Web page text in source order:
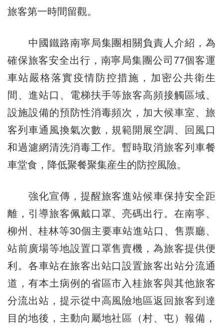
旅客第一時間留觀。
中國鐵路南寧局集團相關負責人介紹，為
確保旅客安全出行，南寧局集團公司77個客運
車站嚴格落實疫情防控措施，加密公共衛生
間、進站口、電梯扶手等旅客高頻接觸區域、
設施設備的預防性消毒頻次，加大候車室、旅
客列車通風換氣次數，規範開展空調、回風口
和過濾網清洗消毒工作。暫時取消旅客列車餐
車堂食，降低聚餐聚集産生的防控風險。
強化宣傳，提醒旅客進站候車保持安全距
離，引導旅客佩戴口罩、亮碼出行。在南寧、
柳州、桂林等30個主要車站進站口、售票廳、
站前廣場等地設置口罩售賣機，為旅客提供便
利。各車站在旅客出站口設置旅客出站分流通
道，有本土病例的省區市入桂旅客與其他旅客
分流出站，提示從中高風險地區返回旅客到達
目的地後，主動向屬地社區（村、屯）報備，